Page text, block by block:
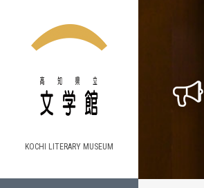
KOCHI LITERARY MUSEUM